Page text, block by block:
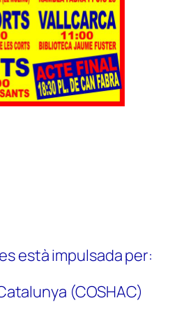
està impulsada per:
(COSHAC)